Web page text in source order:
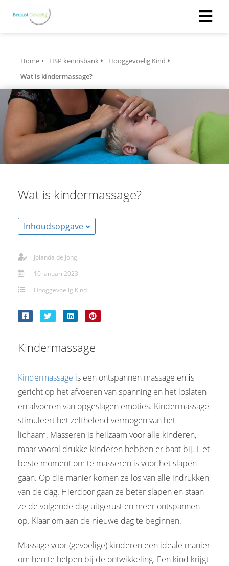
Home HSP kennisbank
Hooggevoelig Kind
Wat is kindermassage?
Wat is kindermassage?
Inhoudsopgave
Jolanda de Jong
10 januari 2023
Hooggevoelig Kind
Kindermassage
Kindermassage is een ontspannen massage en is
gericht op het afvoeren van spanning en het loslaten
en afvoeren van opgeslagen emoties. Kindermassage
stimuleert het zelfhelend vermogen van het
lichaam. Masseren is heilzaam voor alle kinderen,
maar vooral drukke kinderen hebben er baat bij. Het
beste moment om te masseren is voor het slapen
gaan. Op die manier komen ze los van alle indrukken
van de dag. Hierdoor gaan ze beter slapen en staan
ze de volgende dag uitgerust en meer ontspannen
op. Klaar om aan de nieuwe dag te beginnen.
Massage voor (gevoelige) kinderen een ideale manier
om hen te helpen bij de ontwikkeling. Een kind krijgt